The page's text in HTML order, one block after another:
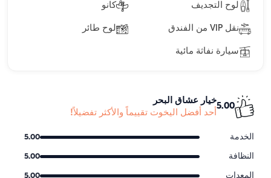
لوح التجديف كانو
نقل VIP من الفندق لوح طائر
سيارة نفاثة مائية
5.00
خيار عشاق البحر
أحد أفضل اليخوت تقييماً والأكثر تفضيلاً!
الخدمة 5.00
النظافة 5.00
المعدات 5.00